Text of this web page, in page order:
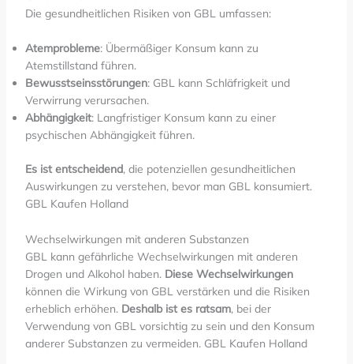
Die gesundheitlichen Risiken von GBL umfassen:
Atemprobleme: Übermäßiger Konsum kann zu
Atemstillstand führen.
Bewusstseinsstörungen: GBL kann Schläfrigkeit und
Verwirrung verursachen.
Abhängigkeit: Langfristiger Konsum kann zu einer
psychischen Abhängigkeit führen.
Es ist entscheidend, die potenziellen gesundheitlichen
Auswirkungen zu verstehen, bevor man GBL konsumiert.
GBL Kaufen Holland
Wechselwirkungen mit anderen Substanzen
GBL kann gefährliche Wechselwirkungen mit anderen
Drogen und Alkohol haben. Diese Wechselwirkungen
können die Wirkung von GBL verstärken und die Risiken
erheblich erhöhen. Deshalb ist es ratsam, bei der
Verwendung von GBL vorsichtig zu sein und den Konsum
anderer Substanzen zu vermeiden. GBL Kaufen Holland